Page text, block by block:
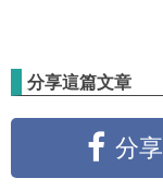
分享這篇文章
分享